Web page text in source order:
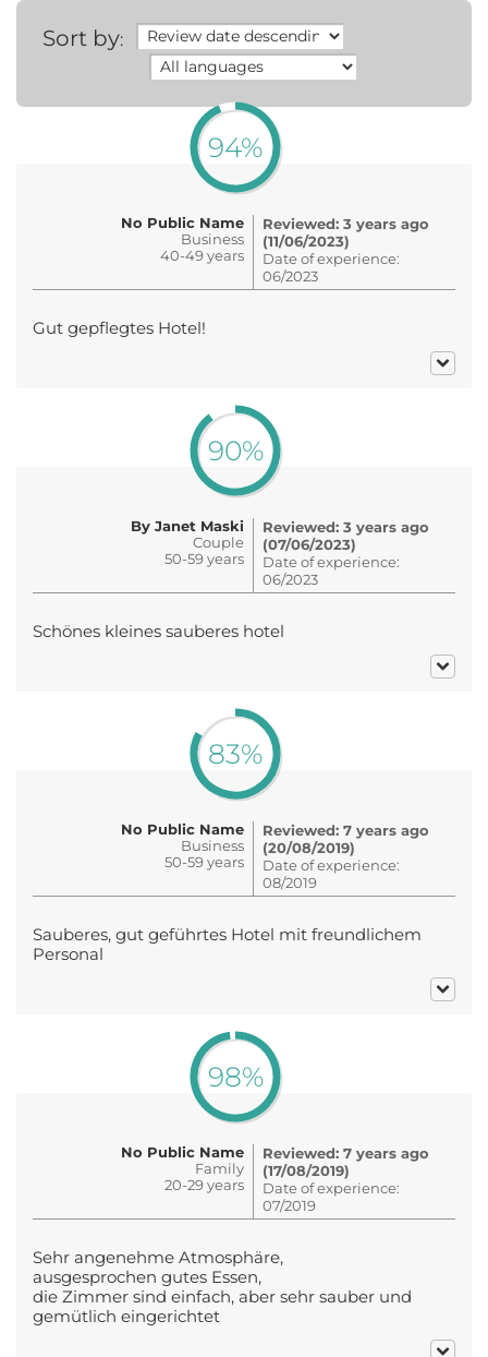
Sort by:
94%
No Public Name
Business
40-49 years
Reviewed: 3 years ago
(11/06/2023)
Date of experience:
06/2023
Gut gepflegtes Hotel!
90%
By Janet Maski
Couple
50-59 years
Reviewed: 3 years ago
(07/06/2023)
Date of experience:
06/2023
Schönes kleines sauberes hotel
83%
No Public Name
Business
50-59 years
Reviewed: 7 years ago
(20/08/2019)
Date of experience:
08/2019
Sauberes, gut geführtes Hotel mit freundlichem
Personal
98%
No Public Name
Family
20-29 years
Reviewed: 7 years ago
(17/08/2019)
Date of experience:
07/2019
Sehr angenehme Atmosphäre,
ausgesprochen gutes Essen,
die Zimmer sind einfach, aber sehr sauber und
gemütlich eingerichtet